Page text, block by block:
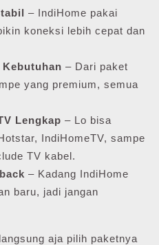
– IndiHome pakai
koneksi lebih cepat dan
Kebutuhan – Dari paket
yang premium, semua
Lengkap – Lo bisa
IndiHomeTV, sampe
TV kabel.
– Kadang IndiHome
baru, jadi jangan
aja pilih paketnya